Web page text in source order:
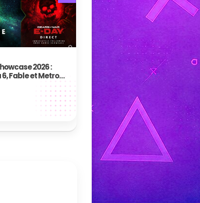
2026 :
Fable et Metro